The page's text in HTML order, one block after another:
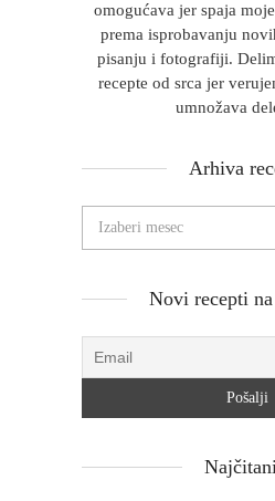
omogućava jer spaja
prema isprobavanju
pisanju i fotografiji.
recepte od srca jer
umnožava
Arhiva
Novi recepti